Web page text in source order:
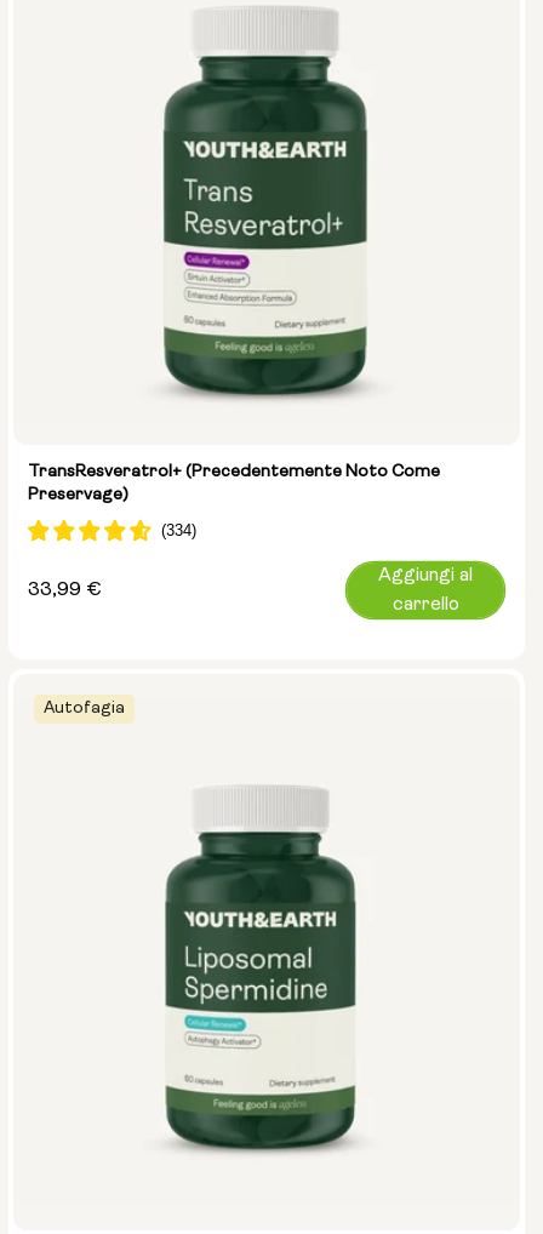
TransResveratrol+ (precedentemente Noto Come
Preservage)
Prezzo
33,99 €
Aggiungi al
carrello
Autofagia